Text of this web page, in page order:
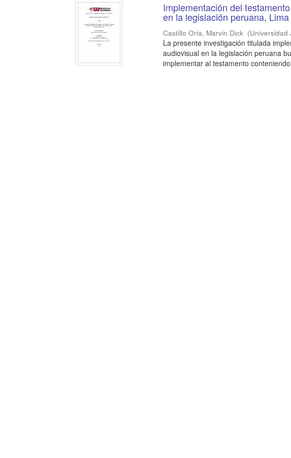
Implementación del
en la legislación peruana,
Castillo Oria, Marvin Dick (Universidad
La presente investigación titulada
audiovisual en la legislación peruana
implementar al testamento